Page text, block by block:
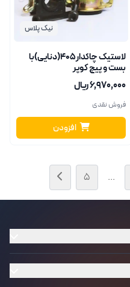
نیک پلاس
لاستیک چاکدار405(دنایی)با
بست و پیچ کوپر
۶٬۹۷۰٬۰۰۰ ریال
فروش نقدی
افزودن
... ۵